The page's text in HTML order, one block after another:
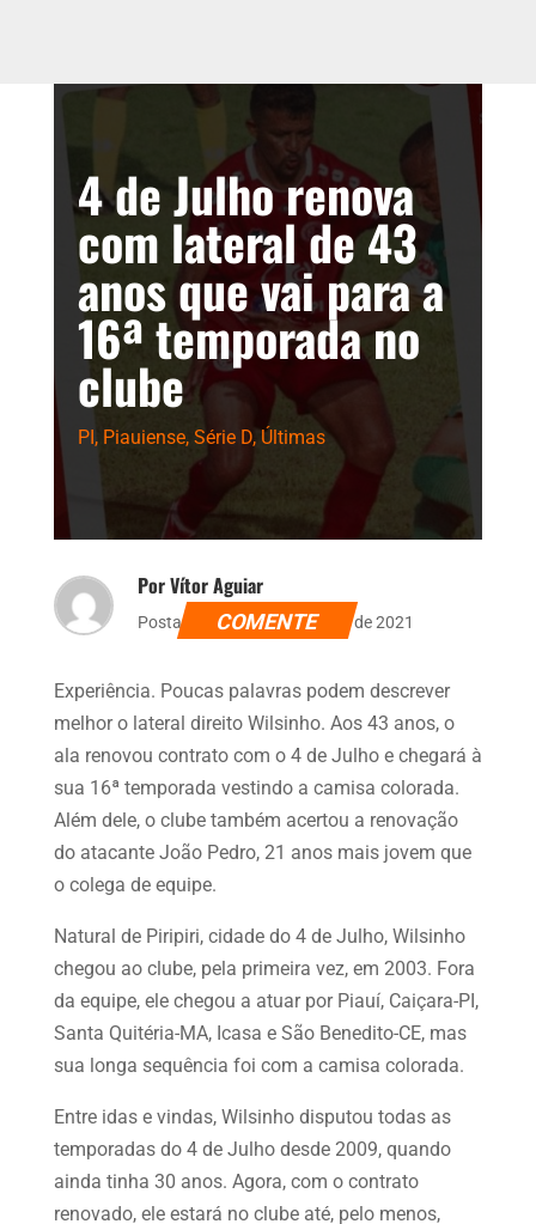
4 de Julho renova
com lateral de 43
anos que vai para a
16ª temporada no
clube
PI, Piauiense, Série D,Últimas
Por Vítor Aguiar
Postado dia 17 de novembro de 2021
COMENTE
Experiência. Poucas palavras podem descrever
melhor o lateral direito Wilsinho. Aos 43 anos, o
ala renovou contrato com o 4 de Julho e chegará à
sua 16ª temporada vestindo a camisa colorada.
Além dele, o clube também acertou a renovação
do atacante João Pedro, 21 anos mais jovem que
o colega de equipe.
Natural de Piripiri, cidade do 4 de Julho, Wilsinho
chegou ao clube, pela primeira vez, em 2003. Fora
da equipe, ele chegou a atuar por Piauí, Caiçara-PI,
Santa Quitéria-MA, Icasa e São Benedito-CE, mas
sua longa sequência foi com a camisa colorada.
Entre idas e vindas, Wilsinho disputou todas as
temporadas do 4 de Julho desde 2009, quando
ainda tinha 30 anos. Agora, com o contrato
renovado, ele estará no clube até, pelo menos,